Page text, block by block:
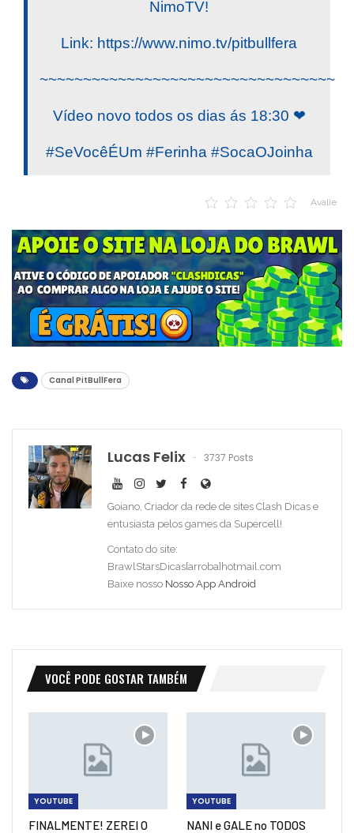
NimoTV!
Link: https://www.nimo.tv/pitbullfera
~~~~~~~~~~~~~~~~~~~~~~~~~~~~~~~~~~
Vídeo novo todos os dias ás 18:30 ❤
#SeVocêÉUm #Ferinha #SocaOJoinha
Avalie
Canal PitBullFera
Lucas Felix 3737 Posts
Goiano, Criador da rede de sites Clash Dicas e
entusiasta pelos games da Supercell!
Contato do site:
BrawlStarsDicas[arroba]hotmail.com
Baixe nosso Nosso App Android
VOCÊ PODE GOSTAR TAMBÉM
YOUTUBE
FINALMENTE! ZEREI O
YOUTUBE
NANI e GALE no TODOS